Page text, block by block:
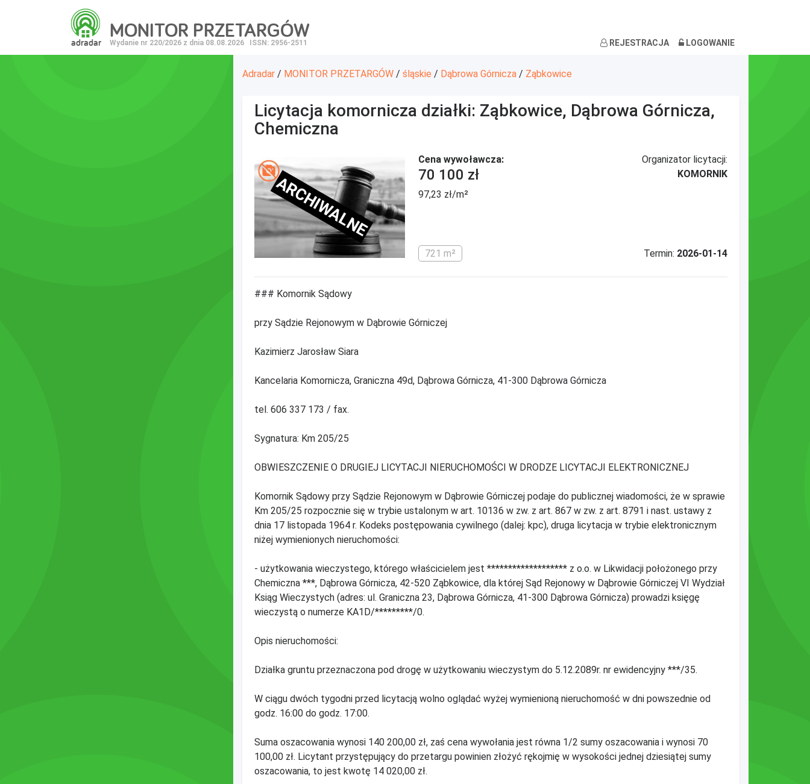
adradar
MONITOR PRZETARGÓW
Wydanie nr 220/2026 z dnia 08.08.2026 ISSN: 2956-2511 REJESTRACJA LOGOWANIE
Adradar / MONITOR PRZETARGÓW / śląskie / Dąbrowa Górnicza / Ząbkowice
Licytacja komornicza działki: Ząbkowice, Dąbrowa Górnicza,
Chemiczna
ARCHIWALNE
Cena wywoławcza:
70 100 zł
97,23 zł/m²
721 m²
Organizator licytacji:
KOMORNIK
Termin: 2026-01-14
### Komornik Sądowy
przy Sądzie Rejonowym w Dąbrowie Górniczej
Kazimierz Jarosław Siara
Kancelaria Komornicza, Graniczna 49d, Dąbrowa Górnicza, 41-300 Dąbrowa Górnicza
tel. 606 337 173 / fax.
Sygnatura: Km 205/25
OBWIESZCZENIE O DRUGIEJ LICYTACJI NIERUCHOMOŚCI W DRODZE LICYTACJI ELEKTRONICZNEJ
Komornik Sądowy przy Sądzie Rejonowym w Dąbrowie Górniczej podaje do publicznej wiadomości, że w sprawie
Km 205/25 rozpocznie się w trybie ustalonym w art. 10136 w zw. z art. 867 w zw. z art. 8791 i nast. ustawy z
dnia 17 listopada 1964 r. Kodeks postępowania cywilnego (dalej: kpc), druga licytacja w trybie elektronicznym
niżej wymienionych nieruchomości:
- użytkowania wieczystego, którego właścicielem jest ******************* z o.o. w Likwidacji położonego przy
Chemiczna ***, Dąbrowa Górnicza, 42-520 Ząbkowice, dla której Sąd Rejonowy w Dąbrowie Górniczej VI Wydział
Ksiąg Wieczystych (adres: ul. Graniczna 23, Dąbrowa Górnicza, 41-300 Dąbrowa Górnicza) prowadzi księgę
wieczystą o numerze KA1D/*********/0.
Opis nieruchomości:
Działka gruntu przeznaczona pod drogę w użytkowaniu wieczystym do 5.12.2089r. nr ewidencyjny ***/35.
W ciągu dwóch tygodni przed licytacją wolno oglądać wyżej wymienioną nieruchomość w dni powszednie od
godz. 16:00 do godz. 17:00.
Suma oszacowania wynosi 140 200,00 zł, zaś cena wywołania jest równa 1/2 sumy oszacowania i wynosi 70
100,00 zł. Licytant przystępujący do przetargu powinien złożyć rękojmię w wysokości jednej dziesiątej sumy
oszacowania, to jest kwotę 14 020,00 zł.